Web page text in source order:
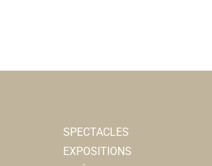
SPECTACLES
EXPOSITIONS